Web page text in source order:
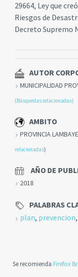
29664, Ley que
Riesgos de
Decreto Supremo
AUTOR
MUNICIPALIDAD
(Búsquedas relacionadas)
AMBITO
PROVINCIA
relacionadas)
AÑO DE
2018
PALABRAS
plan, prevencion,
Se recomienda Firefox